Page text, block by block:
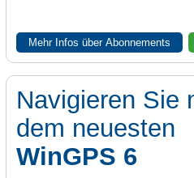
Mehr Infos über Abonnements
Navigieren Sie
dem neuesten
WinGPS 6